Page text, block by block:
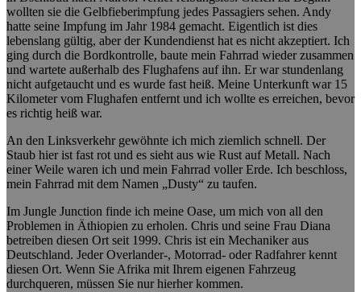
wollten sie die Gelbfieberimpfung jedes Passagiers sehen. Andy
hatte seine Impfung im Jahr 1984 gemacht. Eigentlich ist dies
lebenslang gültig, aber der Kundendienst hat es nicht akzeptiert. Ich
ging durch die Bordkontrolle, baute mein Fahrrad wieder zusammen
und wartete außerhalb des Flughafens auf ihn. Er war stundenlang
nicht aufgetaucht und es wurde fast heiß. Meine Unterkunft war 15
Kilometer vom Flughafen entfernt und ich wollte es erreichen, bevor
es richtig heiß war.
An den Linksverkehr gewöhnte ich mich ziemlich schnell. Der
Staub hier ist fast rot und es sieht aus wie Rust auf Metall. Nach
einer Weile waren ich und mein Fahrrad voller Erde. Ich beschloss,
mein Fahrrad mit dem Namen „Dusty“ zu taufen.
Im Jungle Junction finde ich meine Oase, um mich von all den
Problemen in Äthiopien zu erholen. Chris und seine Frau Diana
betreiben diesen Ort seit 1999. Chris ist ein Mechaniker aus
Deutschland. Jeder Overlander-, Motorrad- oder Radfahrer kennt
diesen Ort. Wenn Sie Afrika mit Ihrem eigenen Fahrzeug
durchqueren, müssen Sie nur hierher kommen.